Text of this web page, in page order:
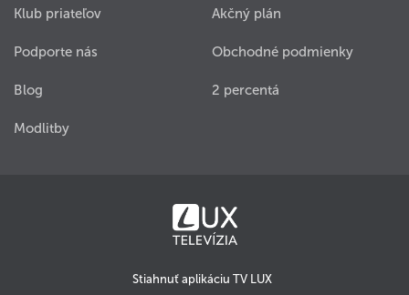
Klub priateľov
Podporte nás
Blog
Modlitby
Akčný plán
Obchodné podmienky
2 percentá
Stiahnuť aplikáciu TV LUX